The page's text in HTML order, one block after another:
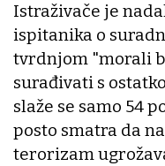
Istraživače je
ispitanika o
tvrdnjom "morali
surađivati s
slaže se samo 54
posto smatra da
terorizam